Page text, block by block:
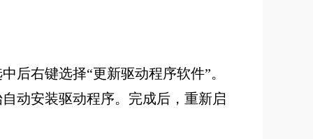
后右键选择“更新驱动程序软件”。
动安装驱动程序。完成后，重新启